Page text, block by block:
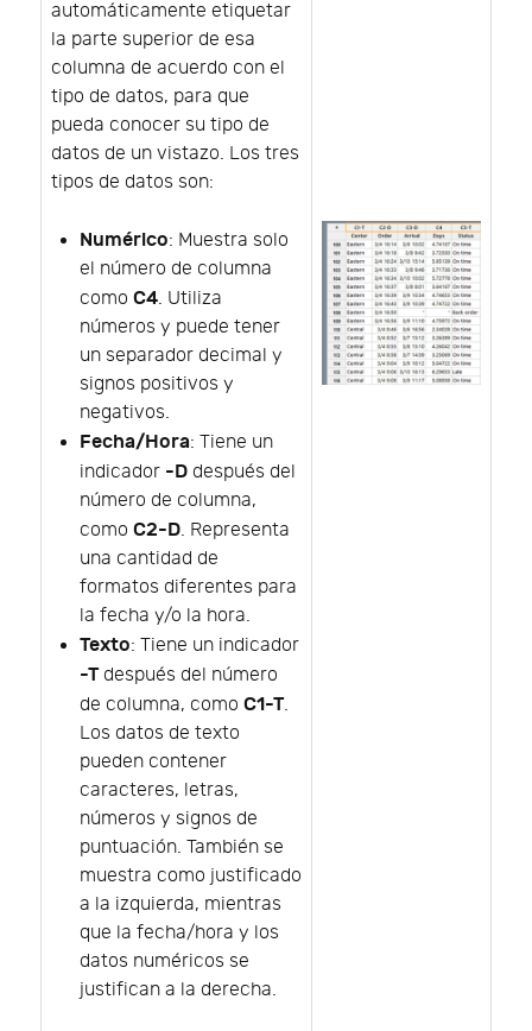
automáticamente etiquetar
la parte superior de esa
columna de acuerdo con el
tipo de datos, para que
pueda conocer su tipo de
datos de un vistazo. Los tres
tipos de datos son:
Numérico: Muestra solo
el número de columna
como C4. Utiliza
números y puede tener
un separador decimal y
signos positivos y
negativos.
Fecha/Hora: Tiene un
indicador -D después del
número de columna,
como C2-D. Representa
una cantidad de
formatos diferentes para
la fecha y/o la hora.
Texto: Tiene un indicador
-Tdespués del número
de columna, como C1-T.
Los datos de texto
pueden contener
caracteres, letras,
números y signos de
puntuación. También se
muestra como justificado
a la izquierda, mientras
que la fecha/hora y los
datos numéricos se
justifican a la derecha.